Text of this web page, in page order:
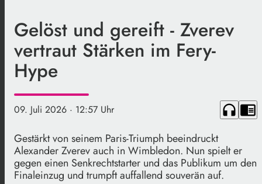
Gelöst und gereift - Zverev
vertraut Stärken im Fery-
Hype
09. Juli 2026 · 12:57 Uhr headphones chrome_reader_mode
Gestärkt von seinem Paris-Triumph beeindruckt
Alexander Zverev auch in Wimbledon. Nun spielt er
gegen einen Senkrechtstarter und das Publikum um den
Finaleinzug und trumpft auffallend souverän auf.